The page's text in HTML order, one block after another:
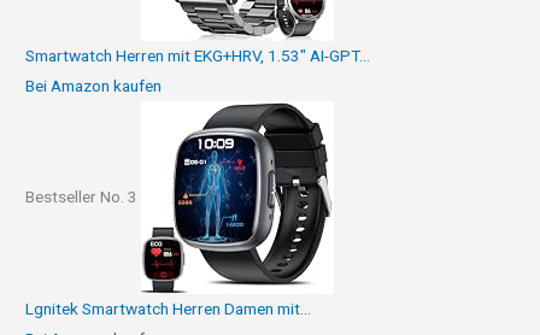
Smartwatch Herren mit EKG+HRV, 1.53" AI-GPT...
Bei Amazon kaufen
Bestseller No. 3
Lgnitek Smartwatch Herren Damen mit...